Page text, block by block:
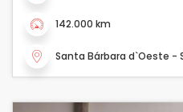
142.000 km
Santa Bárbara d`Oeste -